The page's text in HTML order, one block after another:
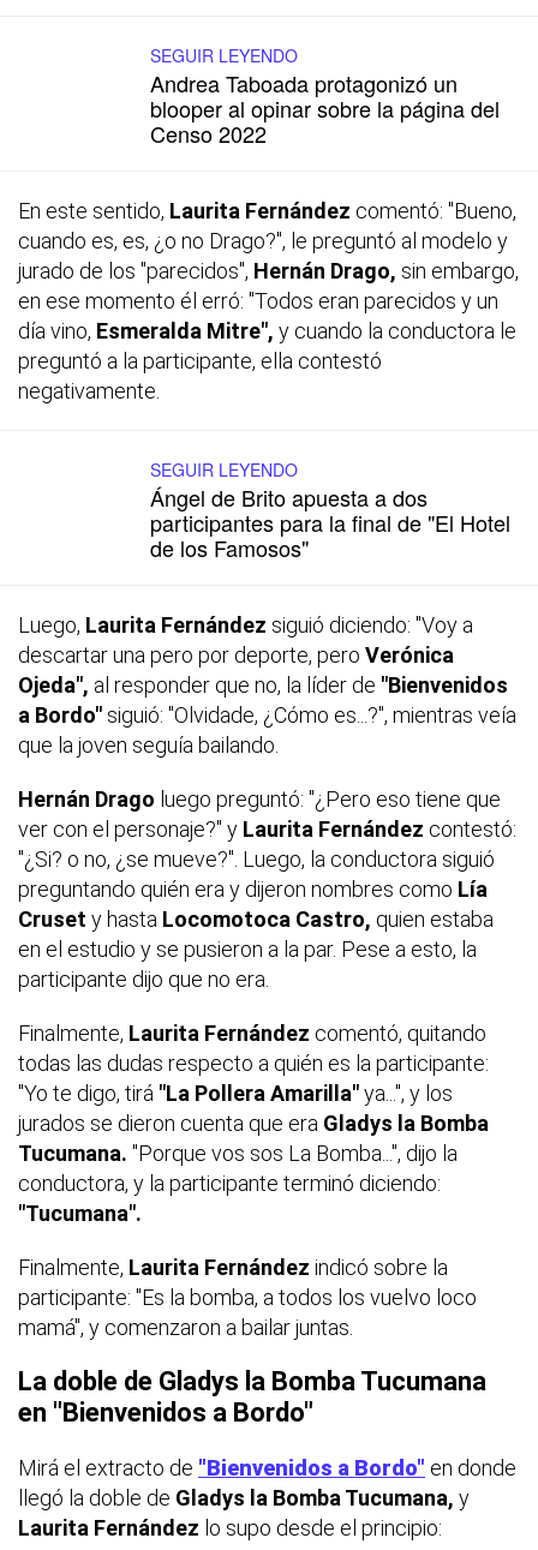
SEGUIR LEYENDO
Andrea Taboada protagonizó un
blooper al opinar sobre la página del
Censo 2022
En este sentido, Laurita Fernández comentó: "Bueno,
cuando es, es, ¿o no Drago?", le preguntó al modelo y
jurado de los "parecidos", Hernán Drago, sin embargo,
en ese momento él erró: "Todos eran parecidos y un
día vino, Esmeralda Mitre", y cuando la conductora le
preguntó a la participante, ella contestó
negativamente.
SEGUIR LEYENDO
Ángel de Brito apuesta a dos
participantes para la final de "El Hotel
de los Famosos"
Luego, Laurita Fernández siguió diciendo: "Voy a
descartar una pero por deporte, pero Verónica
Ojeda", al responder que no, la líder de "Bienvenidos
a Bordo" siguió: "Olvidade, ¿Cómo es...?", mientras veía
que la joven seguía bailando.
Hernán Drago luego preguntó: "¿Pero eso tiene que
ver con el personaje?" y Laurita Fernández contestó:
"¿Si? o no, ¿se mueve?". Luego, la conductora siguió
preguntando quién era y dijeron nombres como Lía
Cruset y hasta Locomotoca Castro, quien estaba
en el estudio y se pusieron a la par. Pese a esto, la
participante dijo que no era.
Finalmente, Laurita Fernández comentó, quitando
todas las dudas respecto a quién es la participante:
"Yo te digo, tirá "La Pollera Amarilla"ya...", y los
jurados se dieron cuenta que era Gladys la Bomba
Tucumana. "Porque vos sos La Bomba...", dijo la
conductora, y la participante terminó diciendo:
"Tucumana".
Finalmente, Laurita Fernández indicó sobre la
participante: "Es la bomba, a todos los vuelvo loco
mamá", y comenzaron a bailar juntas.
La doble de Gladys la Bomba Tucumana
en "Bienvenidos a Bordo"
Mirá el extracto de "Bienvenidos a Bordo" en donde
llegó la doble de Gladys la Bomba Tucumana, y
Laurita Fernández lo supo desde el principio: